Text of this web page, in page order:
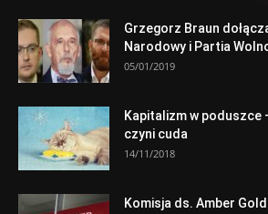
Grzegorz Braun
Narodowy i Partia
05/01/2019
Kapitalizm w
czyni cuda
14/11/2018
Komisja ds. Amber